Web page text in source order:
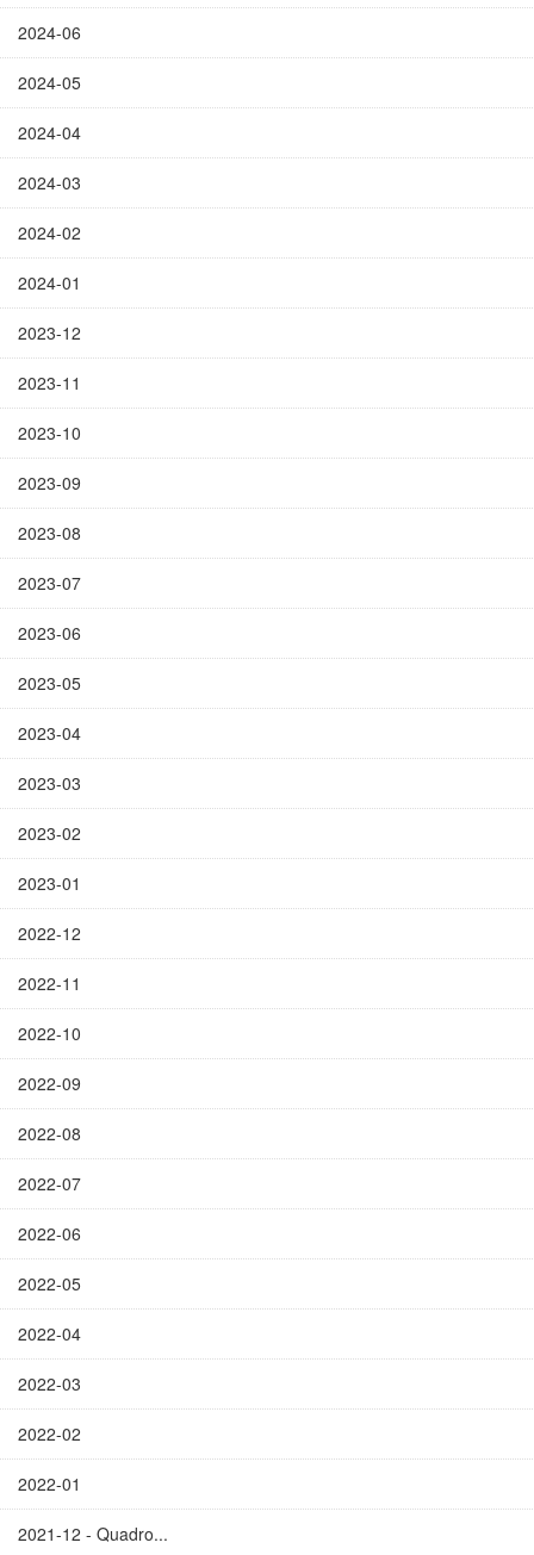
2024-06
2024-05
2024-04
2024-03
2024-02
2024-01
2023-12
2023-11
2023-10
2023-09
2023-08
2023-07
2023-06
2023-05
2023-04
2023-03
2023-02
2023-01
2022-12
2022-11
2022-10
2022-09
2022-08
2022-07
2022-06
2022-05
2022-04
2022-03
2022-02
2022-01
2021-12 - Quadro...